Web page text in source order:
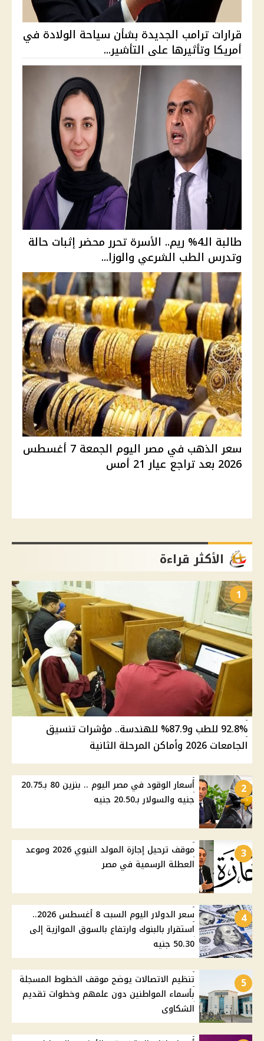
قرارات ترامب الجديدة بشأن سياحة الولادة في
أمريكا وتأثيرها على التأشير...
طالبة الـ4% ريم.. الأسرة تحرر محضر إثبات حالة
وتدرس الطب الشرعي والوزا...
سعر الذهب في مصر اليوم الجمعة 7 أغسطس
2026 بعد تراجع عيار 21 أمس
الأكثر قراءة
1
92.8% للطب و87.9% للهندسة.. مؤشرات تنسيق
الجامعات 2026 وأماكن المرحلة الثانية
2
أسعار الوقود في مصر اليوم .. بنزين 80 بـ20.75
جنيه والسولار بـ20.50 جنيه
3
موقف ترحيل إجازة المولد النبوي 2026 وموعد
العطلة الرسمية في مصر
4
سعر الدولار اليوم السبت 8 أغسطس 2026..
استقرار بالبنوك وارتفاع بالسوق الموازية إلى
50.30 جنيه
5
تنظيم الاتصالات يوضح موقف الخطوط المسجلة
بأسماء المواطنين دون علمهم وخطوات تقديم
الشكاوى